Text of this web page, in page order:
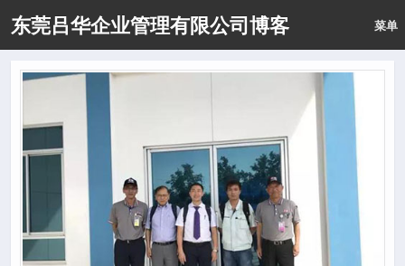
东莞吕华企业管理有限公司博客 菜单